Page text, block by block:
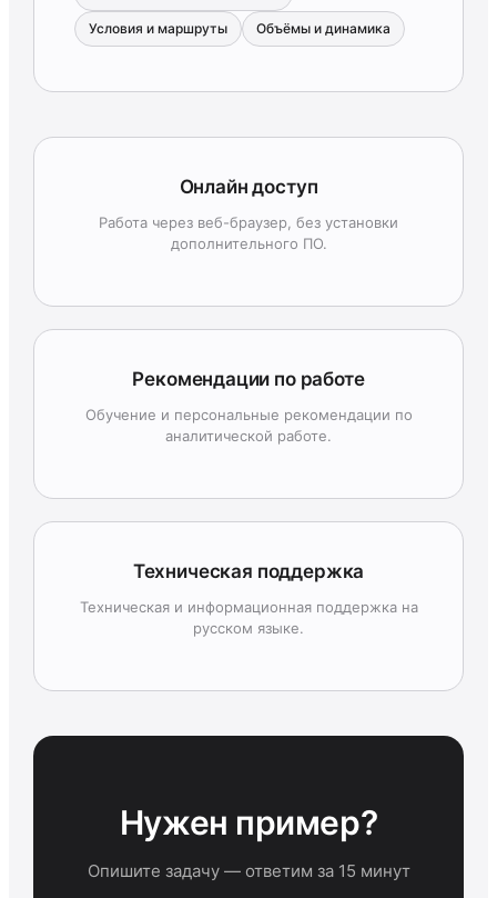
Условия и маршруты Объёмы и динамика
Онлайн доступ
Работа через веб-браузер, без установки
дополнительного ПО.
Рекомендации по работе
Обучение и персональные рекомендации по
аналитической работе.
Техническая поддержка
Техническая и информационная поддержка на
русском языке.
Нужен пример?
Опишите задачу — ответим за 15 минут